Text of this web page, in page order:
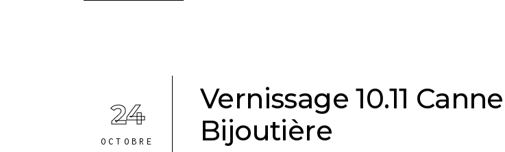
24
OCTOBRE
Vernissage 10.11
Bijoutière